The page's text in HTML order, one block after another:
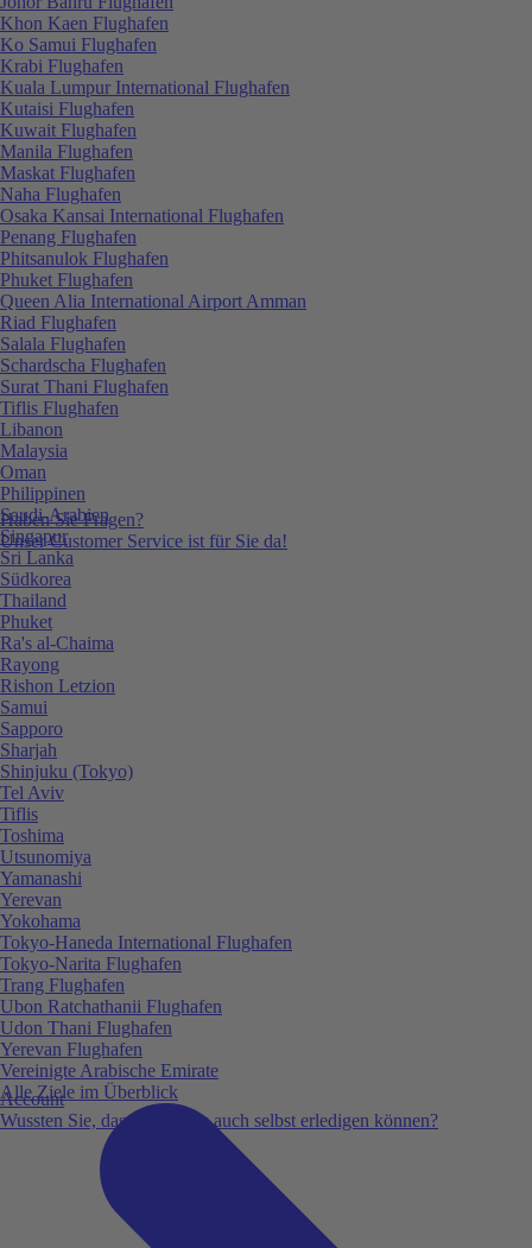
Haben Sie Fragen?
Unser Customer Service ist für Sie da!
Account
Wussten Sie, dass Sie vieles auch selbst erledigen können?
Khon Kaen Flughafen
Ko Samui Flughafen
Krabi Flughafen
Kuala Lumpur International Flughafen
Kutaisi Flughafen
Kuwait Flughafen
Manila Flughafen
Maskat Flughafen
Naha Flughafen
Osaka Kansai International Flughafen
Penang Flughafen
Phitsanulok Flughafen
Phuket Flughafen
Queen Alia International Airport Amman
Riad Flughafen
Salala Flughafen
Schardscha Flughafen
Surat Thani Flughafen
Tiflis Flughafen
Libanon
Malaysia
Oman
Philippinen
Saudi-Arabien
Singapur
Sri Lanka
Südkorea
Thailand
Phuket
Ra's al-Chaima
Rayong
Rishon Letzion
Samui
Sapporo
Sharjah
Shinjuku (Tokyo)
Tel Aviv
Tiflis
Toshima
Utsunomiya
Yamanashi
Yerevan
Yokohama
Tokyo-Haneda International Flughafen
Tokyo-Narita Flughafen
Trang Flughafen
Ubon Ratchathanii Flughafen
Udon Thani Flughafen
Yerevan Flughafen
Vereinigte Arabische Emirate
Alle Ziele im Überblick